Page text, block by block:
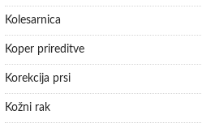
Kolesarnica
Koper prireditve
Korekcija prsi
Kožni rak